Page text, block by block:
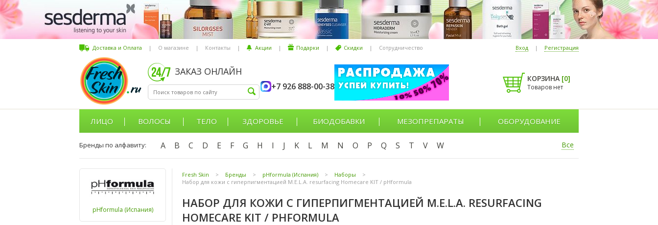
Доставка и Оплата | О магазине | Контакты | Акции | Подарки | Скидки | Сотрудничество Вход | Регистрация
ЗАКАЗ ОНЛАЙН
+7 926 888-00-38
КОРЗИНА [0]
Товаров нет
ЛИЦО ВОЛОСЫ ТЕЛО ЗДОРОВЬЕ БИОДОБАВКИ МЕЗОПРЕПАРАТЫ ОБОРУДОВАНИЕ
Бренды по алфавиту: A B C D E F G H I J K L M N O P Q S T V W Все
pHformula (Испания)
Fresh Skin > Бренды > pHformula (Испания) > Наборы
>
Набор для кожи с гиперпигментацией M.E.L.A. resurfacing Homecare KIT / pHformula
НАБОР ДЛЯ КОЖИ С ГИПЕРПИГМЕНТАЦИЕЙ M.E.L.A. RESURFACING
HOMECARE KIT / PHFORMULA